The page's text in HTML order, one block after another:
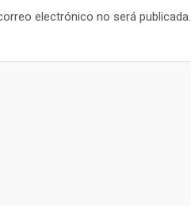
electrónico no será publicada.